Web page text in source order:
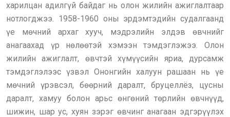
харилцан адилгүй байдаг нь олон жилийн ажиглалтаар
нотлогджээ. 1958-1960 оны эрдэмтэдийн судалгаанд
үе мөчний архаг хууч, мэдрэлийн элдэв өвчнийг
анагаахад үр нөлөөтэй хэмээн тэмдэглэжээ. Олон
жилийн ажиглалт, өвчтэй хүмүүсийн яриа, дурсамж
тэмдэглэлээс үзвэл Ононгийн халуун рашаан нь үе
мөчний үрэвсэл, бөөрний даралт, бруцеллёз, цусны
даралт, хамуу болон арьс өнгөний төрлийн өвчнүүд,
шижин, шар ус, хуян зэрэг өвчинг анагаан эдгэрүүлэх